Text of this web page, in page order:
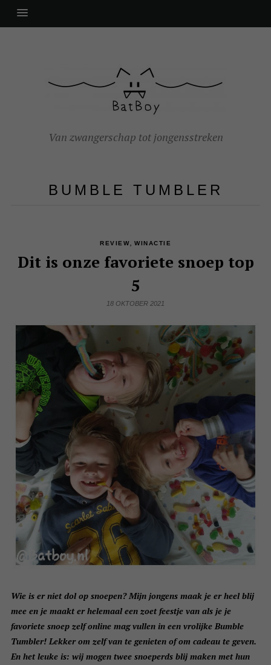
Van zwangerschap tot jongensstreken
BUMBLE TUMBLER
REVIEW WINACTIE
Dit is onze favoriete snoep top
5
18 OKTOBER 2021
Wie is er niet dol op snoepen? Mijn jongens maak je er heel blij
mee en je maakt er helemaal een zoet feestje van als je je
favoriete snoep zelf online mag vullen in een vrolijke Bumble
Tumbler! Lekker om zelf van te genieten of om cadeau te geven.
En het leuke is: wij mogen twee snoeperds blij maken met hun